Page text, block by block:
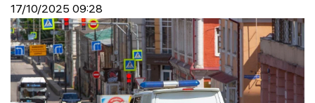
17/10/2025 09:28